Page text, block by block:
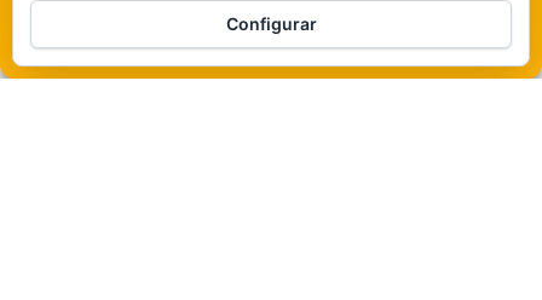
Política de cookies
WordPress |Tema:
Configurar